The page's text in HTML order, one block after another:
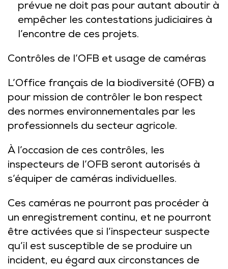
prévue ne doit pas pour autant aboutir à
empêcher les contestations judiciaires à
l’encontre de ces projets.
Contrôles de l’OFB et usage de caméras
L’Office français de la biodiversité (OFB) a
pour mission de contrôler le bon respect
des normes environnementales par les
professionnels du secteur agricole.
À l’occasion de ces contrôles, les
inspecteurs de l’OFB seront autorisés à
s’équiper de caméras individuelles.
Ces caméras ne pourront pas procéder à
un enregistrement continu, et ne pourront
être activées que si l’inspecteur suspecte
qu’il est susceptible de se produire un
incident, eu égard aux circonstances de